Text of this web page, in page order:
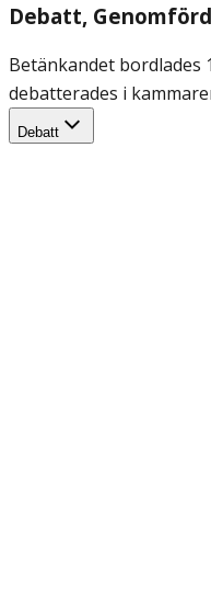
Debatt, Genomförd
Betänkandet bordlades
debatterades i
Debatt